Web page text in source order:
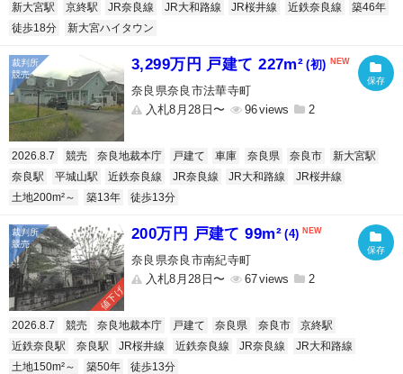
新大宮駅
京終駅 JR奈良線 JR大和路線 JR桜井線 近鉄奈良線
築46年
徒歩18分
新大宮ハイタウン
3,299万円 戸建て 227m² (初)
奈良県奈良市法華寺町
入札8月28日〜
96 2
2026.8.7 競売 奈良地裁本庁 戸建て 車庫 奈良県 奈良市
新大宮駅
奈良駅
平城山駅 近鉄奈良線 JR奈良線 JR大和路線
JR桜井線
土地200m²～
築13年 徒歩13分
値下げ
200万円 戸建て 99m² (4)
奈良県奈良市南紀寺町
入札8月28日〜
67 2
2026.8.7 競売 奈良地裁本庁 戸建て 奈良県 奈良市
京終駅
近鉄奈良駅
奈良駅 JR桜井線 近鉄奈良線 JR奈良線
JR大和路線
土地150m²～
築50年 徒歩13分